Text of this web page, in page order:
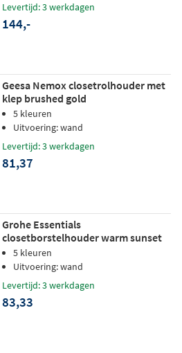
Levertijd: 3 werkdagen
144,-
Geesa Nemox closetrolhouder met
klep brushed gold
5 kleuren
Uitvoering: wand
Levertijd: 3 werkdagen
81,37
Grohe Essentials
closetborstelhouder warm sunset
geborsteld
5 kleuren
Uitvoering: wand
Levertijd: 3 werkdagen
83,33